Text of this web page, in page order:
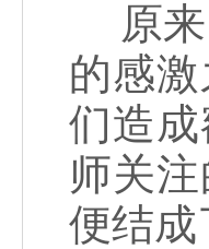
原来
的感
们造
师关
便结成